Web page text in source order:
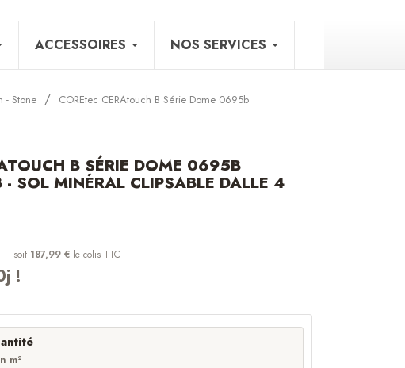
ACCESSOIRES NOS SERVICES
- Stone COREtec CERAtouch B Série Dome 0695b
B SÉRIE DOME 0695B
SOL MINÉRAL CLIPSABLE DALLE 4
— soit 187,99 € le colis TTC
!
m²